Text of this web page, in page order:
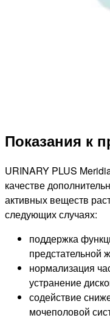
Показания к
URINARY PLUS
качестве
активных веществ
следующих случаях:
поддержка
предстательной
нормализация
устранение
содействие
мочеполовой